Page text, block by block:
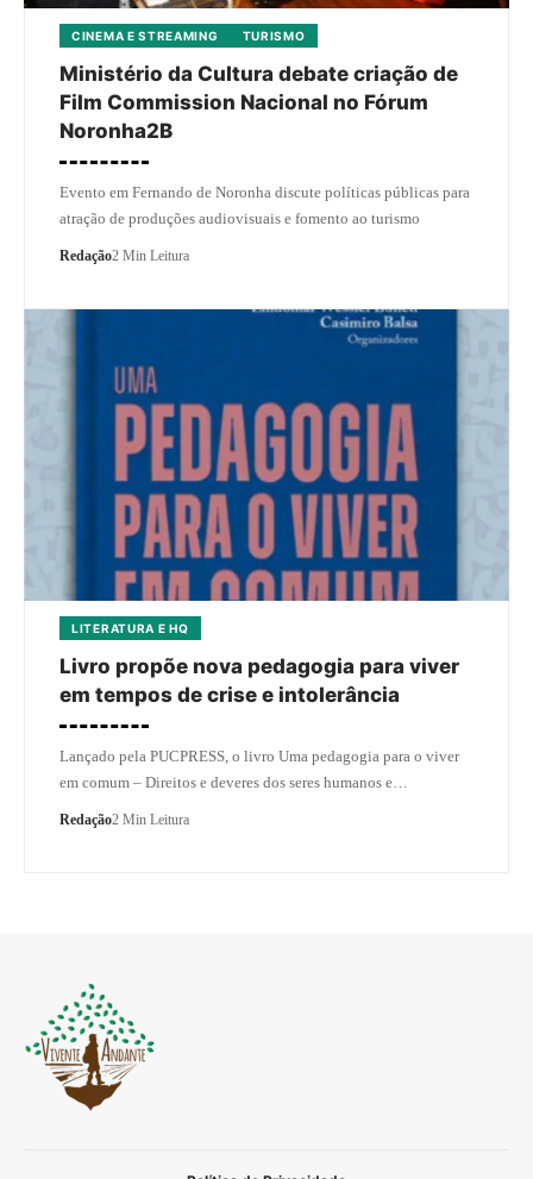
CINEMA E STREAMING TURISMO
Ministério da Cultura debate criação de
Film Commission Nacional no Fórum
Noronha2B
Evento em Fernando de Noronha discute políticas públicas para
atração de produções audiovisuais e fomento ao turismo
Redação2 Min Leitura
LITERATURA E HQ
Livro propõe nova pedagogia para viver
em tempos de crise e intolerância
Lançado pela PUCPRESS, o livro Uma pedagogia para o viver
em comum – Direitos e deveres dos seres humanos e…
Redação2 Min Leitura